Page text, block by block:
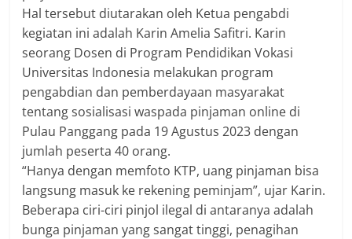
Hal tersebut diutarakan oleh Ketua pengabdi
kegiatan ini adalah Karin Amelia Safitri. Karin
seorang Dosen di Program Pendidikan Vokasi
Universitas Indonesia melakukan program
pengabdian dan pemberdayaan masyarakat
tentang sosialisasi waspada pinjaman online di
Pulau Panggang pada 19 Agustus 2023 dengan
jumlah peserta 40 orang.
“Hanya dengan memfoto KTP, uang pinjaman bisa
langsung masuk ke rekening peminjam”, ujar Karin.
Beberapa ciri-ciri pinjol ilegal di antaranya adalah
bunga pinjaman yang sangat tinggi, penagihan